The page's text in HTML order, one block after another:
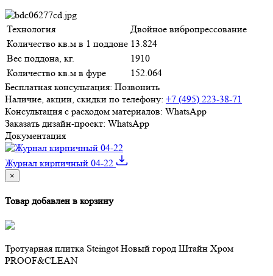
Технология
Двойное вибропрессование
Количество кв.м в 1 поддоне 13.824
Вес поддона, кг.
1910
Количество кв.м в фуре
152.064
Бесплатная консультация: Позвонить
Наличие, акции, скидки по телефону: +7 (495) 223-38-71
Консультация с расходом материалов: WhatsApp
Заказать дизайн-проект: WhatsApp
Документация
Журнал кирпичный 04-22
×
Товар добавлен в корзину
Тротуарная плитка Steingot Новый город Штайн Хром
PROOF&CLEAN